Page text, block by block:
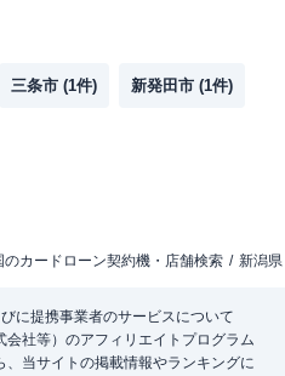
三条市 (1件) 新発田市 (1件)
のカードローン契約機・店舗検索 新潟県
に提携事業者のサービスについて
社等）のアフィリエイトプログラム
当サイトの掲載情報やランキングに